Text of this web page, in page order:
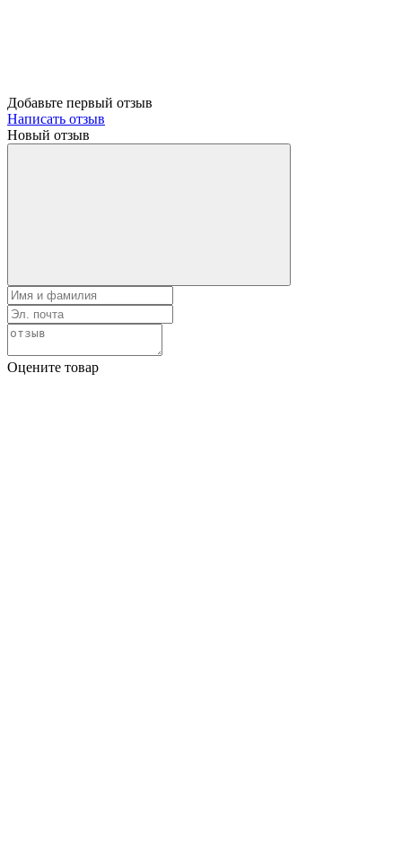
Добавьте первый отзыв
Написать отзыв
Новый отзыв
Оцените товар